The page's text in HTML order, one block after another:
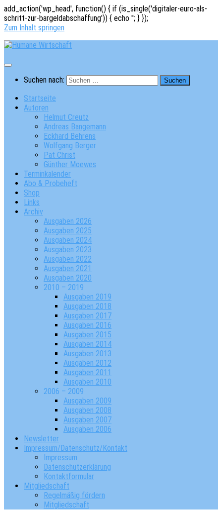
add_action('wp_head', function() { if (is_single('digitaler-euro-als-
schritt-zur-bargeldabschaffung')) { echo ''; } });
Zum Inhalt springen
Suchen nach:
Startseite
Autoren
Helmut Creutz
Andreas Bangemann
Eckhard Behrens
Wolfgang Berger
Pat Christ
Günther Moewes
Terminkalender
Abo & Probeheft
Shop
Links
Archiv
Ausgaben 2026
Ausgaben 2025
Ausgaben 2024
Ausgaben 2023
Ausgaben 2022
Ausgaben 2021
Ausgaben 2020
2010 – 2019
Ausgaben 2019
Ausgaben 2018
Ausgaben 2017
Ausgaben 2016
Ausgaben 2015
Ausgaben 2014
Ausgaben 2013
Ausgaben 2012
Ausgaben 2011
Ausgaben 2010
2006 – 2009
Ausgaben 2009
Ausgaben 2008
Ausgaben 2007
Ausgaben 2006
Newsletter
Impressum/Datenschutz/Kontakt
Impressum
Datenschutzerklärung
Kontaktformular
Mitgliedschaft
Regelmäßig fördern
Mitgliedschaft